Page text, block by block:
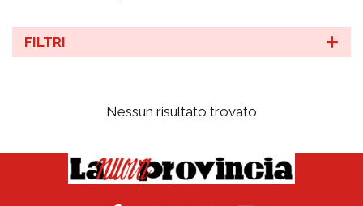
FILTRI
Nessun risultato trovato